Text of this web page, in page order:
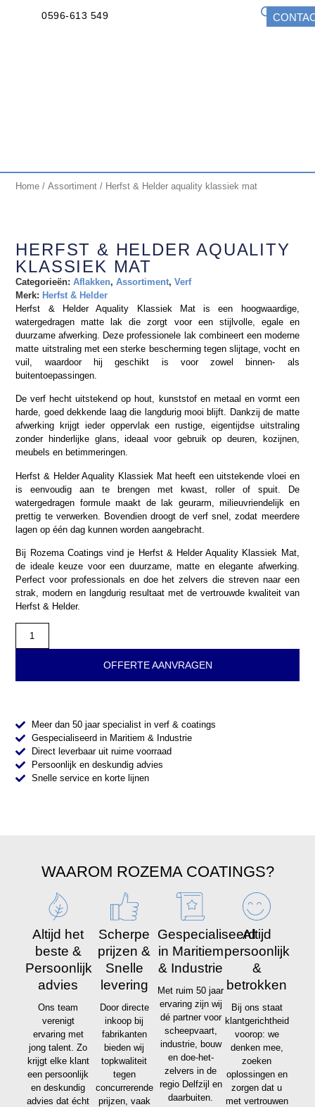
0596-613 549
Home /Assortiment / Herfst & Helder aquality klassiek mat
HERFST & HELDER AQUALITY
KLASSIEK MAT
Categorieën: Aflakken,Assortiment,Verf
Merk: Herfst & Helder
Herfst & Helder Aquality Klassiek Mat is een hoogwaardige,
watergedragen matte lak die zorgt voor een stijlvolle, egale en
duurzame afwerking. Deze professionele lak combineert een moderne
matte uitstraling met een sterke bescherming tegen slijtage, vocht en
vuil, waardoor hij geschikt is voor zowel binnen- als
buitentoepassingen.
De verf hecht uitstekend op hout, kunststof en metaal en vormt een
harde, goed dekkende laag die langdurig mooi blijft. Dankzij de matte
afwerking krijgt ieder oppervlak een rustige, eigentijdse uitstraling
zonder hinderlijke glans, ideaal voor gebruik op deuren, kozijnen,
meubels en betimmeringen.
Herfst & Helder Aquality Klassiek Mat heeft een uitstekende vloei en
is eenvoudig aan te brengen met kwast, roller of spuit. De
watergedragen formule maakt de lak geurarm, milieuvriendelijk en
prettig te verwerken. Bovendien droogt de verf snel, zodat meerdere
lagen op één dag kunnen worden aangebracht.
Bij Rozema Coatings vind je Herfst & Helder Aquality Klassiek Mat,
de ideale keuze voor een duurzame, matte en elegante afwerking.
Perfect voor professionals en doe het zelvers die streven naar een
strak, modern en langdurig resultaat met de vertrouwde kwaliteit van
Herfst & Helder.
OFFERTE AANVRAGEN
Meer dan 50 jaar specialist in verf & coatings
Gespecialiseerd in Maritiem & Industrie
Direct leverbaar uit ruime voorraad
Persoonlijk en deskundig advies
Snelle service en korte lijnen
WAAROM ROZEMA COATINGS?
Altijd het
beste &
Persoonlijk
advies
Ons team
verenigt
ervaring met
jong talent. Zo
krijgt elke klant
een persoonlijk
en deskundig
advies dat écht
Scherpe
prijzen &
Snelle
levering
Door directe
inkoop bij
fabrikanten
bieden wij
topkwaliteit
tegen
concurrerende
prijzen, vaak
Gespecialiseerd
in Maritiem
& Industrie
Met ruim 50 jaar
ervaring zijn wij
dé partner voor
scheepvaart,
industrie, bouw
en doe-het-
zelvers in de
regio Delfzijl en
daarbuiten.
Altijd
persoonlijk
&
betrokken
Bij ons staat
klantgerichtheid
voorop: we
denken mee,
zoeken
oplossingen en
zorgen dat u
met vertrouwen